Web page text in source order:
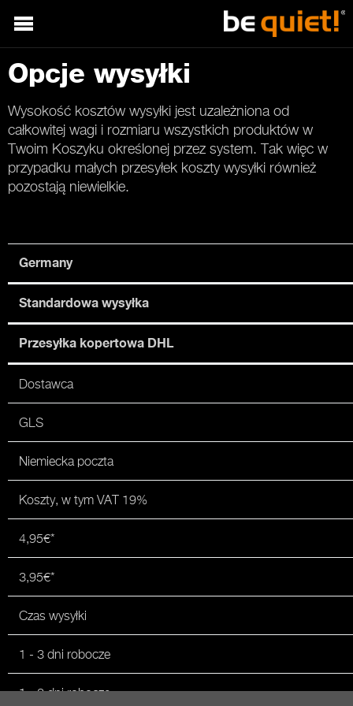
Opcje wysyłki
Wysokość kosztów wysyłki jest uzależniona od
całkowitej wagi i rozmiaru wszystkich produktów w
Twoim Koszyku określonej przez system. Tak więc w
przypadku małych przesyłek koszty wysyłki również
pozostają niewielkie.
Germany
Standardowa wysyłka
Przesyłka kopertowa DHL
Dostawca
GLS
Niemiecka poczta
Koszty, w tym VAT 19%
4,95€*
3,95€*
Czas wysyłki
1 - 3 dni robocze
1 - 3 dni robocze